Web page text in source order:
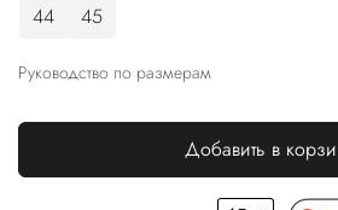
44
45
Руководство по размерам
Добавить в